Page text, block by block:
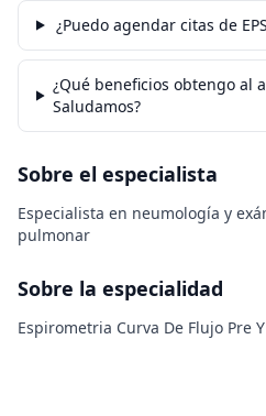
¿Puedo agendar citas de
¿Qué beneficios obtengo al
Saludamos?
Sobre el especialista
Especialista en neumología y
pulmonar
Sobre la especialidad
Espirometria Curva De Flujo Pre